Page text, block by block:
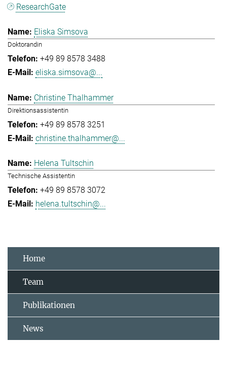
ResearchGate
Eliska Simsova
Doktorandin
+49 89 8578 3488
eliska.simsova@...
Christine Thalhammer
Direktionsassistentin
+49 89 8578 3251
christine.thalhammer@...
Helena Tultschin
Technische Assistentin
+49 89 8578 3072
helena.tultschin@...
Home
Team
Publikationen
News